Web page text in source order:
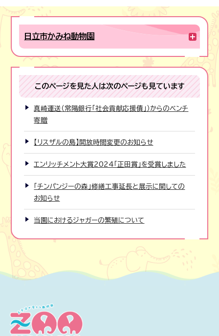
日立市かみね動物園
このページを見た人は次のページも見ています
真崎運送（常陽銀行「社会貢献応援債」）からのベンチ
寄贈
【リスザルの島】開放時間変更のお知らせ
エンリッチメント大賞2024「正田賞」を受賞しました
「チンパンジーの森」修繕工事延長と展示に関しての
お知らせ
当園におけるジャガーの繁殖について